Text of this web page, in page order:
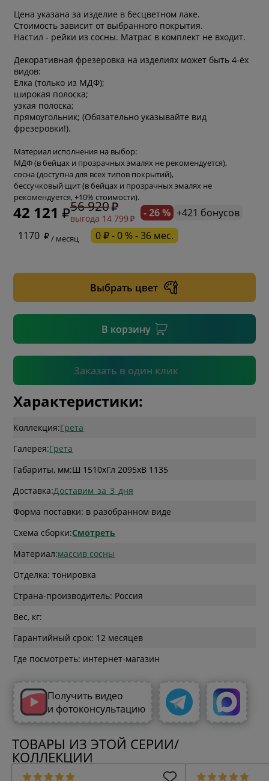
Цена указана за изделие в бесцветном лаке.
Стоимость зависит от выбранного покрытия.
Настил - рейки из сосны. Матрас в комплект не входит.
Декоративная фрезеровка на изделиях может быть 4-ёх
видов:
Елка (только из МДФ);
широкая полоска;
узкая полоска;
прямоугольник; (Обязательно указывайте вид
фрезеровки!).
Материал исполнения на выбор:
МДФ (в бейцах и прозрачных эмалях не рекомендуется),
сосна (доступна для всех типов покрытий),
бессучковый щит (в бейцах и прозрачных эмалях не
рекомендуется, +10% стоимости).
42 121 56 920
выгода 14 799 - 26 % +421 бонусов
1170
/ месяц 0 ₽ - 0 % - 36 мес.
Выбрать цвет
В корзину
Заказать в один клик
* обязательное поле
Подтвердить
Характеристики:
Коллекция:Грета
Галерея:Грета
Габариты, мм:Ш 1510xГл 2095xВ 1135
Доставка:Доставим_за_3_дня
Форма поставки: в разобранном виде
Схема сборки:Смотреть
Материал:массив сосны
Отделка: тонировка
Страна-производитель: Россия
Вес, кг:
Гарантийный срок: 12 месяцев
Где посмотреть: интернет-магазин
Получить видео
и фотоконсультацию
ТОВАРЫ ИЗ ЭТОЙ СЕРИИ/
КОЛЛЕКЦИИ